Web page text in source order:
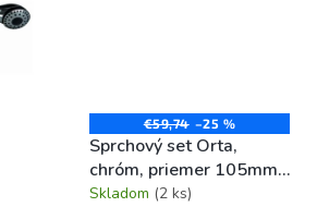
€59,74 –25 %
Sprchový set Orta,
chróm, priemer 105mm,
hadica 1,5m
Skladom (2 ks)